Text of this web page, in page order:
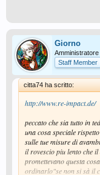
Giorno
Amministratore
Staff Member
citta74 ha scritto:
http://www.re-impact.de/
peccato che sia tutto in
una cosa speciale
sulle tue misure di
il rovescio piu lento che
promettevano questa
ordinarlo"se non si sà il